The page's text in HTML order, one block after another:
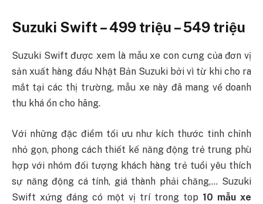
Suzuki Swift – 499 triệu – 549 triệu
Suzuki Swift được xem là mẫu xe con cưng của đơn vị
sản xuất hàng đầu Nhật Bản Suzuki bởi vì từ khi cho ra
mắt tại các thị trường, mẫu xe này đã mang về doanh
thu khá ổn cho hãng.
Với những đặc điểm tối ưu như kích thước tinh chỉnh
nhỏ gọn, phong cách thiết kế năng động trẻ trung phù
hợp với nhóm đối tượng khách hàng trẻ tuổi yêu thích
sự năng động cá tính, giá thành phải chăng,… Suzuki
Swift xứng đáng có một vị trí trong top 10 mẫu xe